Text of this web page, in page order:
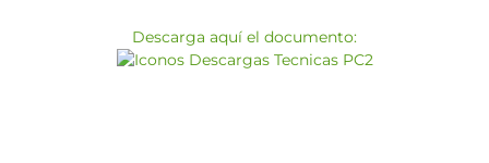
Descarga aquí el documento: